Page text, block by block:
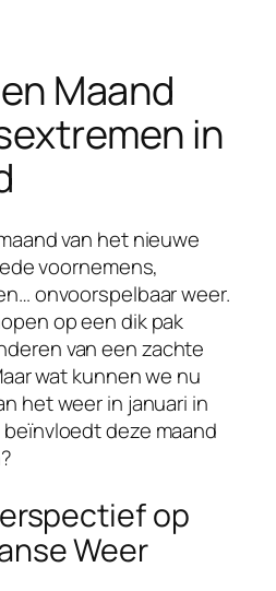
Maand
in
van het nieuwe
voornemens,
onvoorspelbaar weer.
op een dik pak
van een zachte
wat kunnen we nu
het weer in januari in
deze maand
op
Weer